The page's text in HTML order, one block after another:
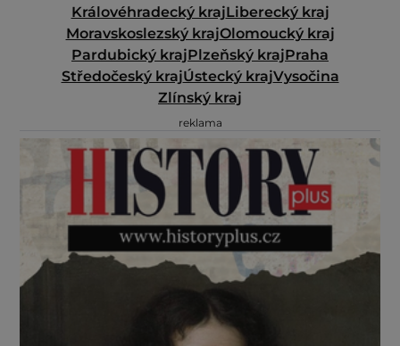
Královéhradecký krajLiberecký kraj
Moravskoslezský krajOlomoucký kraj
Pardubický krajPlzeňský krajPraha
Středočeský krajÚstecký krajVysočina
Zlínský kraj
reklama